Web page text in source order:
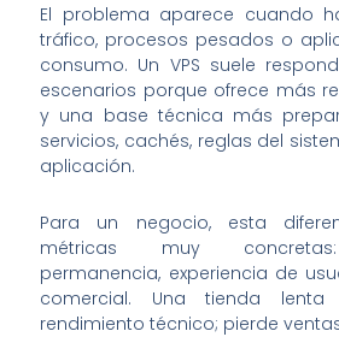
El problema aparece cuando
tráfico, procesos pesados o
consumo. Un VPS suele
escenarios porque ofrece más
y una base técnica más
servicios, cachés, reglas del
aplicación.
Para un negocio, esta
métricas muy concretas:
permanencia, experiencia de
comercial. Una tienda
rendimiento técnico; pierde